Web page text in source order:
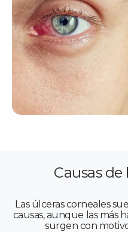
Causas de
Las úlceras corneales
causas, aunque las más
surgen con